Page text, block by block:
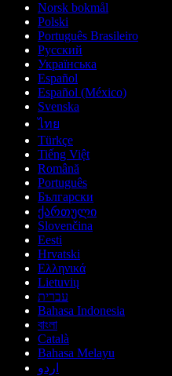
Norsk bokmål
Polski
Português Brasileiro
Русский
Українська
Español
Español (México)
Svenska
ไทย
Türkçe
Tiếng Việt
Română
Português
Български
ქართული
Slovenčina
Eesti
Hrvatski
Ελληνικά
Lietuvių
עברית
Bahasa Indonesia
বাংলা
Català
Bahasa Melayu
اردو